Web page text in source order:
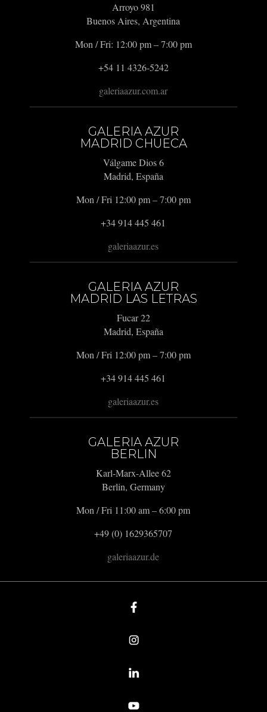
Arroyo 981
Buenos Aires, Argentina
Mon / Fri: 12:00 pm – 7:00 pm
+54 11 4326-5242
galeriaazur.com.ar
GALERIA AZUR
MADRID CHUECA
Válgame Dios 6
Madrid, España
Mon / Fri 12:00 pm – 7:00 pm
+34 914 445 461
galeriaazur.es
GALERIA AZUR
MADRID LAS LETRAS
Fucar 22
Madrid, España
Mon / Fri 12:00 pm – 7:00 pm
+34 914 445 461
galeriaazur.es
GALERIA AZUR
BERLIN
Karl-Marx-Allee 62
Berlin, Germany
Mon / Fri 11:00 am – 6:00 pm
+49 (0) 1629365707
galeriaazur.de